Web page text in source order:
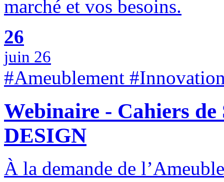
marché et vos besoins.
26
juin 26
#Ameublement
Webinaire - Cahiers
DESIGN
À la demande de